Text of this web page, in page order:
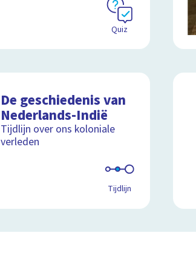
Quiz
De geschiedenis van
Nederlands-Indië
Tijdlijn over ons koloniale
verleden
Tijdlijn